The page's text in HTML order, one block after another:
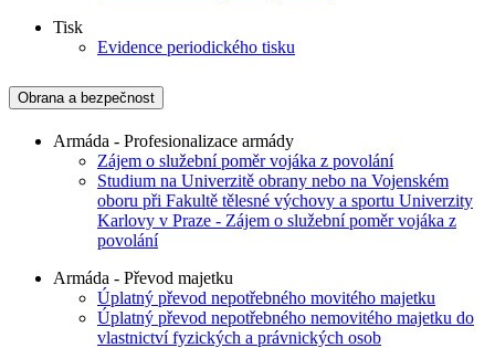
Tisk
Evidence periodického tisku
Obrana a bezpečnost
Armáda - Profesionalizace armády
Zájem o služební poměr vojáka z povolání
Studium na Univerzitě obrany nebo na Vojenském
oboru při Fakultě tělesné výchovy a sportu Univerzity
Karlovy v Praze - Zájem o služební poměr vojáka z
povolání
Armáda - Převod majetku
Úplatný převod nepotřebného movitého majetku
Úplatný převod nepotřebného nemovitého majetku do
vlastnictví fyzických a právnických osob